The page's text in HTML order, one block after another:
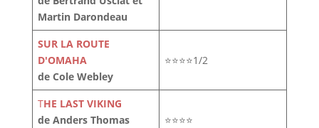
Martin Darondeau
SUR LA ROUTE
D'OMAHA
de Cole Webley
⭐⭐⭐⭐1/2
THE LAST VIKING
de Anders Thomas
⭐⭐⭐⭐